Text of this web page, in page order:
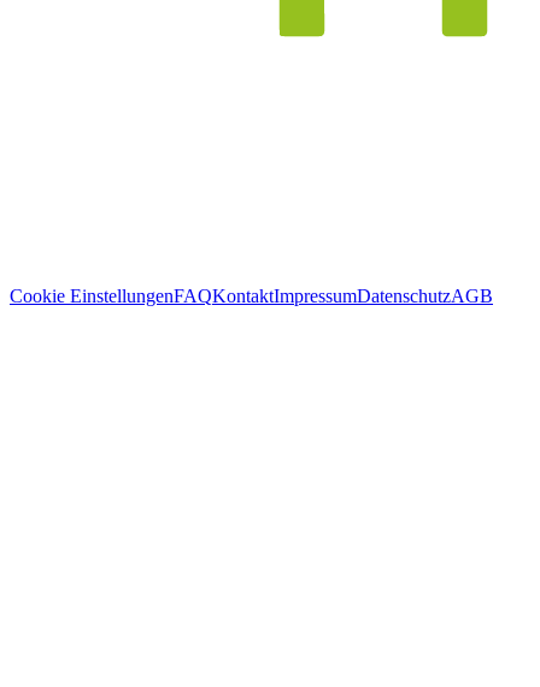
Cookie EinstellungenFAQKontaktImpressumDatenschutzAGB